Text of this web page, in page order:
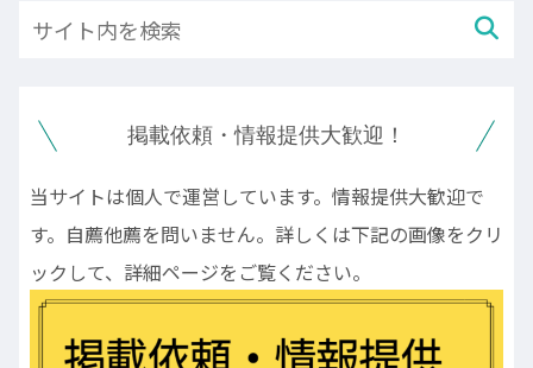
掲載依頼・情報提供大歓迎！
当サイトは個人で運営しています。情報提供大歓迎で
す。自薦他薦を問いません。詳しくは下記の画像をクリ
ックして、詳細ページをご覧ください。